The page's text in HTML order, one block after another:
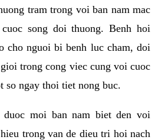
tram trong voi ban nam mac
song doi thuong. Benh hoi
cho nguoi bi benh luc cham, doi
trong cong viec cung voi cuoc
so ngay thoi tiet nong buc.
duoc moi ban nam biet den voi
trong van de dieu tri hoi nach